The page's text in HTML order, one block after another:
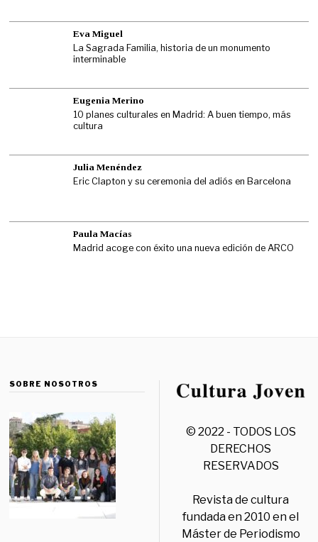
Eva Miguel
La Sagrada Familia, historia de un monumento
interminable
Eugenia Merino
10 planes culturales en Madrid: A buen tiempo, más
cultura
Julia Menéndez
Eric Clapton y su ceremonia del adiós en Barcelona
Paula Macías
Madrid acoge con éxito una nueva edición de ARCO
SOBRE NOSOTROS
© 2022 - TODOS LOS
DERECHOS
RESERVADOS
Revista de cultura
fundada en 2010 en el
Máster de Periodismo